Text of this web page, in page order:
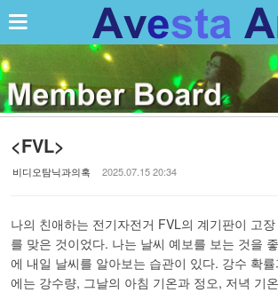
<FVL>
비디오탐닉과의혹 2025.07.15 20:34
나의 친애하는 전기자전거 FVL의 계기판이 고
를 맞은 것이었다. 나는 날씨 예보를 보는 것을
에 내일 날씨를 알아보는 습관이 있다. 강수 확
에는 강수량, 그날의 아침 기온과 정오, 저녁 기
Sketchbook5, 스케치
Sketchbook5, 스케치북5